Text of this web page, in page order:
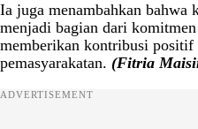
Ia juga menambahkan bahwa
menjadi bagian dari
memberikan kontribusi
pemasyarakatan. (Fitria
ADVERTISEMENT